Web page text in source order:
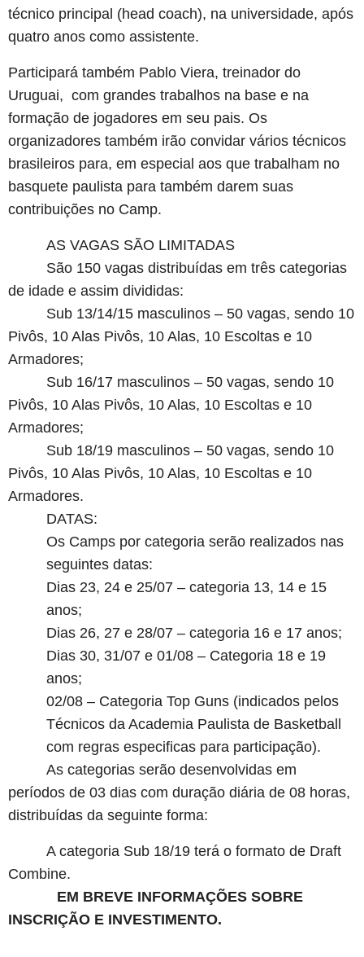
técnico principal (head coach), na universidade, após
quatro anos como assistente.
Participará também Pablo Viera, treinador do
Uruguai, com grandes trabalhos na base e na
formação de jogadores em seu pais. Os
organizadores também irão convidar vários técnicos
brasileiros para, em especial aos que trabalham no
basquete paulista para também darem suas
contribuições no Camp.
AS VAGAS SÃO LIMITADAS
São 150 vagas distribuídas em três categorias
de idade e assim divididas:
Sub 13/14/15 masculinos– 50 vagas, sendo 10
Pivôs, 10 Alas Pivôs, 10 Alas, 10 Escoltas e 10
Armadores;
Sub 16/17 masculinos – 50 vagas, sendo 10
Pivôs, 10 Alas Pivôs, 10 Alas, 10 Escoltas e 10
Armadores;
Sub 18/19 masculinos – 50 vagas, sendo 10
Pivôs, 10 Alas Pivôs, 10 Alas, 10 Escoltas e 10
Armadores.
DATAS:
Os Camps por categoria serão realizados nas
seguintes datas:
Dias 23, 24 e 25/07 – categoria 13, 14 e 15
anos;
Dias 26, 27 e 28/07 – categoria 16 e 17 anos;
Dias 30, 31/07 e 01/08 – Categoria 18 e 19
anos;
02/08 – Categoria Top Guns (indicados pelos
Técnicos da Academia Paulista de Basketball
com regras especificas para participação).
As categorias serão desenvolvidas em
períodos de 03 dias com duração diária de 08 horas,
distribuídas da seguinte forma:
A categoria Sub 18/19 terá o formato de Draft
Combine.
EM BREVE INFORMAÇÕES SOBRE
INSCRIÇÃO E INVESTIMENTO.